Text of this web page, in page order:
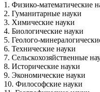
1. Физико-математические
2. Гуманитарные науки
3. Химические науки
4. Биологические науки
5. Геолого-
6. Технические науки
7. Сельскохозяйственные
8. Исторические науки
9. Экономические науки
10. Философские науки